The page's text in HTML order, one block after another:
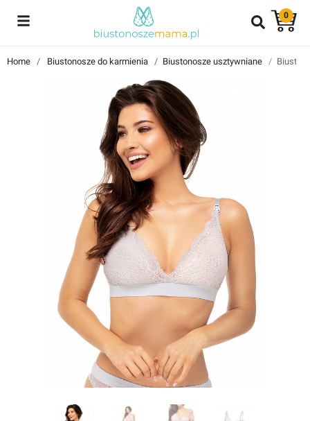
0
Reviews
Znajdź i przeczytaj historie użytkowników takich jak Ty!
Home Biustonosze do karmienia Biustonosze usztywniane